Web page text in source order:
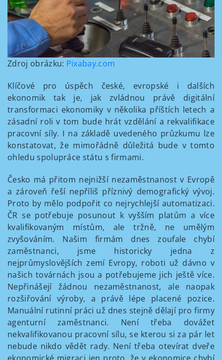
Zdroj obrázku: Pixabay.com
Klíčové pro úspěch české, evropské i dalších
ekonomik tak je, jak zvládnou právě digitální
transformaci ekonomiky v několika příštích letech a
zásadní roli v tom bude hrát vzdělání a rekvalifikace
pracovní síly. I na základě uvedeného průzkumu lze
konstatovat, že mimořádně důležitá bude v tomto
ohledu spolupráce státu s firmami.
Česko má přitom nejnižší nezaměstnanost v Evropě
a zároveň řeší nepříliš příznivý demografický vývoj.
Proto by mělo podpořit co nejrychlejší automatizaci.
ČR se potřebuje posunout k vyšším platům a více
kvalifikovaným místům, ale tržně, ne umělým
zvyšováním. Našim firmám dnes zoufale chybí
zaměstnanci, jsme historicky jedna z
nejprůmyslovějších zemí Evropy, roboti už dávno v
našich továrnách jsou a potřebujeme jich ještě více.
Nepřinášejí žádnou nezaměstnanost, ale naopak
rozšiřování výroby, a právě lépe placené pozice.
Manuální rutinní práci už dnes stejně dělají pro firmy
agenturní zaměstnanci. Není třeba dovážet
nekvalifikovanou pracovní sílu, se kterou si za pár let
nebude nikdo vědět rady. Není třeba otevírat dveře